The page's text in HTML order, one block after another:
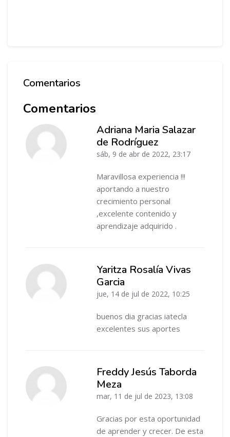
Salta Comentarios
Comentarios
Comentarios
Adriana Maria Salazar
de Rodríguez
sáb, 9 de abr de 2022, 23:17
Maravillosa experiencia !!!
aportando a nuestro
crecimiento personal
,excelente contenido y
aprendizaje adquirido .
Yaritza Rosalía Vivas
Garcia
jue, 14 de jul de 2022, 10:25
buenos dia gracias iatecla
excelentes sus aportes
Freddy Jesús Taborda
Meza
mar, 11 de jul de 2023, 13:08
Gracias por esta oportunidad
de aprender y crecer. De esta